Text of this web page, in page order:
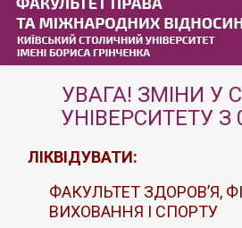
УВАГА! ЗМІНИ У
УНІВЕРСИТЕТУ З
ЛІКВІДУВАТИ:
ФАКУЛЬТЕТ ЗДОРОВ’Я,
ВИХОВАННЯ І СПОРТУ